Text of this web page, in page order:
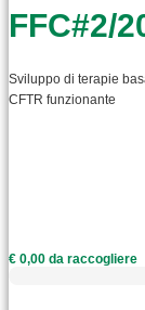
FFC#2/
Sviluppo di terapie
CFTR funzionante
€ 0,00 da raccogliere